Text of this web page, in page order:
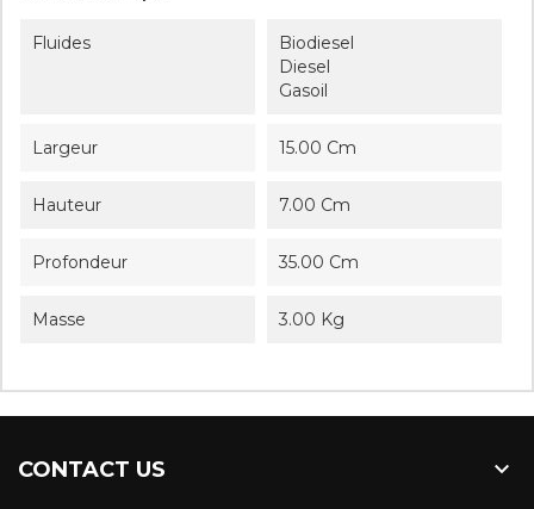
Fluides
Biodiesel
Diesel
Gasoil
Largeur 15.00 Cm
Hauteur 7.00 Cm
Profondeur 35.00 Cm
Masse 3.00 Kg
CONTACT US 